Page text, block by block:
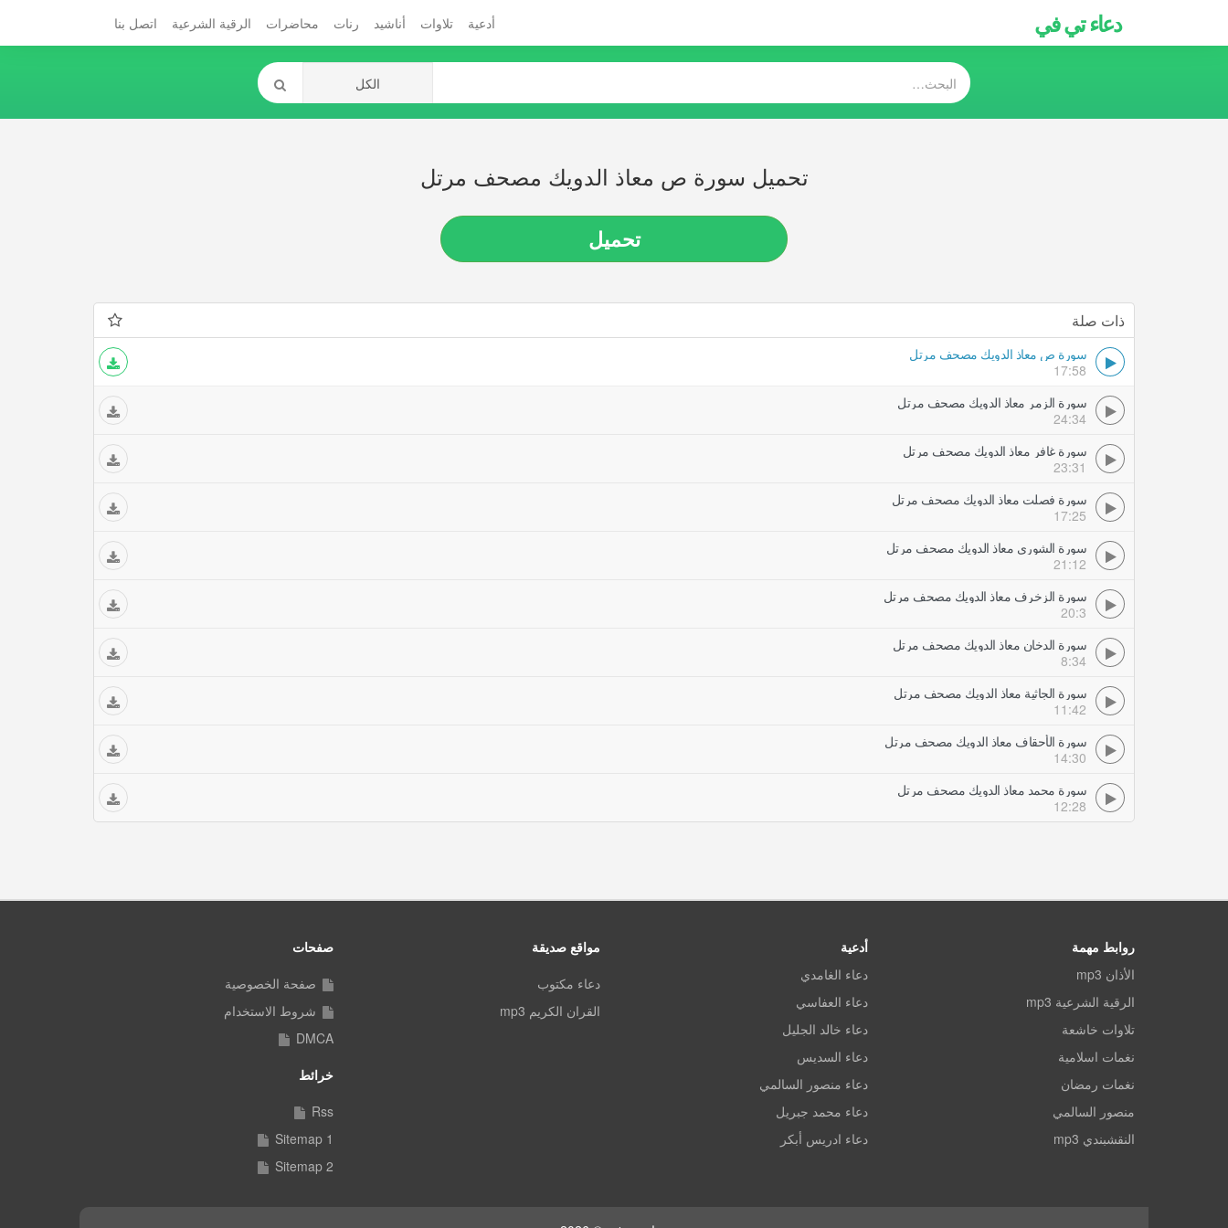
دعاء تي في أدعية تلاوات أناشيد رنات محاضرات الرقية الشرعية اتصل بنا
تحميل سورة ص معاذ الدويك مصحف مرتل
تحميل
ذات صلة
سورة ص معاذ الدويك مصحف مرتل
17:58
سورة الزمر معاذ الدويك مصحف مرتل
24:34
سورة غافر معاذ الدويك مصحف مرتل
23:31
سورة فصلت معاذ الدويك مصحف مرتل
17:25
سورة الشورى معاذ الدويك مصحف مرتل
21:12
سورة الزخرف معاذ الدويك مصحف مرتل
20:3
سورة الدخان معاذ الدويك مصحف مرتل
8:34
سورة الجاثية معاذ الدويك مصحف مرتل
11:42
سورة الأحقاف معاذ الدويك مصحف مرتل
14:30
سورة محمد معاذ الدويك مصحف مرتل
12:28
روابط مهمة
الأذان mp3
الرقية الشرعية mp3
تلاوات خاشعة
نغمات اسلامية
نغمات رمضان
منصور السالمي
النقشبندي mp3
أدعية
دعاء الغامدي
دعاء العفاسي
دعاء خالد الجليل
دعاء السديس
دعاء منصور السالمي
دعاء محمد جبريل
دعاء ادريس أبكر
مواقع صديقة
دعاء مكتوب
القران الكريم mp3
صفحات
صفحة الخصوصية
شروط الاستخدام
DMCA
خرائط
Rss
Sitemap 1
Sitemap 2